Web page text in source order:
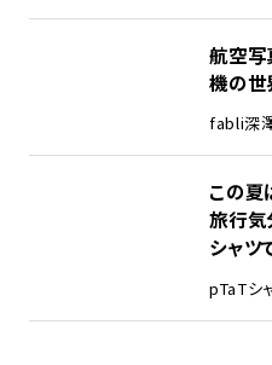
航空写
機の世
fabli深
この夏
旅行気
シャツ
pTaTシ